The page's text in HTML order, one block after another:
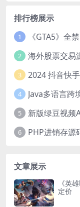
排行榜展示
1 《GTA5》全
2
3 2024 抖音快
4
5 新版绿豆视频
6
文章展示
《英
定价